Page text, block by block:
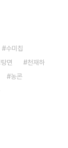
수미칩
면
천재하
농콘